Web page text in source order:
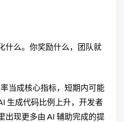
什么。你奖励什么，团队就
当成核心指标，短期内可能
生成代码比例上升，开发者
出现更多由 AI 辅助完成的提